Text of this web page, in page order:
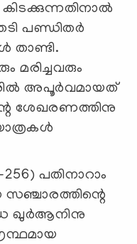
കിടക്കുന്നതിനാൽ
പണ്ഡിതര്‍
താണ്ടി.
മരിച്ചവരും
അപൂർവമായത്
ശേഖരണത്തിനു
പതിനാറാം
ഖുർആനിനു